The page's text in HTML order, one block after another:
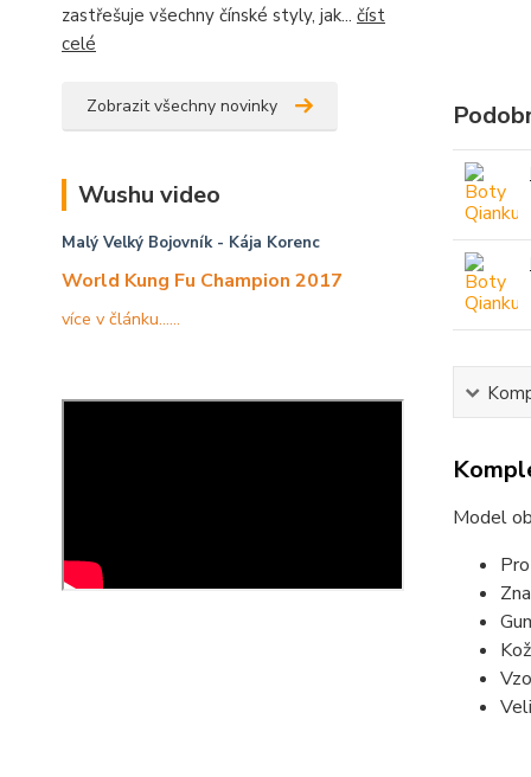
zastřešuje všechny čínské styly, jak... číst
celé
Zobrazit všechny novinky
Wushu video
Malý Velký Bojovník- Kája Korenc
World Kung Fu Champion 2017
více v článku......
Model